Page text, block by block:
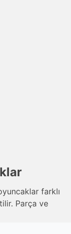
farklı
Parça ve
bebeklik